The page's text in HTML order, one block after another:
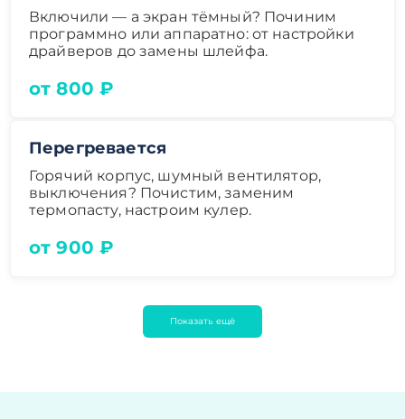
Включили — а экран тёмный? Починим
программно или аппаратно: от настройки
драйверов до замены шлейфа.
от 800 ₽
Перегревается
Горячий корпус, шумный вентилятор,
выключения? Почистим, заменим
термопасту, настроим кулер.
от 900 ₽
Показать ещё